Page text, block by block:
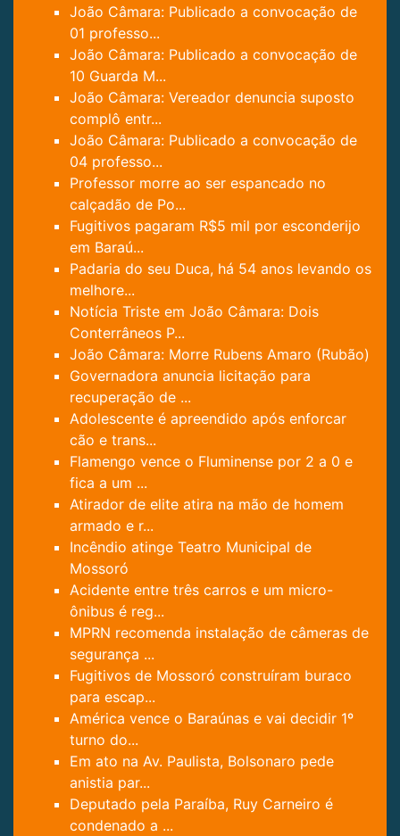
João Câmara: Publicado a convocação de
01 professo...
João Câmara: Publicado a convocação de
10 Guarda M...
João Câmara: Vereador denuncia suposto
complô entr...
João Câmara: Publicado a convocação de
04 professo...
Professor morre ao ser espancado no
calçadão de Po...
Fugitivos pagaram R$5 mil por esconderijo
em Baraú...
Padaria do seu Duca, há 54 anos levando os
melhore...
Notícia Triste em João Câmara: Dois
Conterrâneos P...
João Câmara: Morre Rubens Amaro (Rubão)
Governadora anuncia licitação para
recuperação de ...
Adolescente é apreendido após enforcar
cão e trans...
Flamengo vence o Fluminense por 2 a 0 e
fica a um ...
Atirador de elite atira na mão de homem
armado e r...
Incêndio atinge Teatro Municipal de
Mossoró
Acidente entre três carros e um micro-
ônibus é reg...
MPRN recomenda instalação de câmeras de
segurança ...
Fugitivos de Mossoró construíram buraco
para escap...
América vence o Baraúnas e vai decidir 1º
turno do...
Em ato na Av. Paulista, Bolsonaro pede
anistia par...
Deputado pela Paraíba, Ruy Carneiro é
condenado a ...